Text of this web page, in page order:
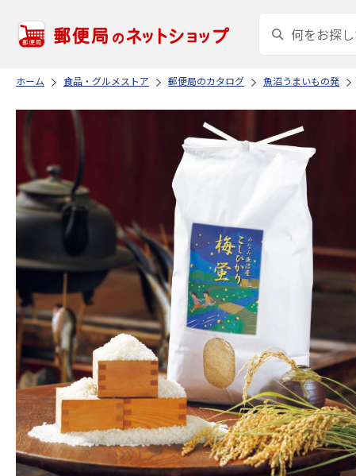
ホーム 食品・グルメストア 郵便局のカタログ 魚沼うまいもの発